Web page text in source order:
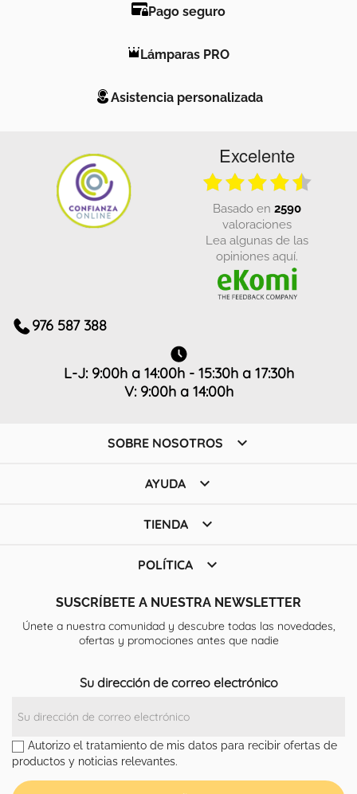
Pago seguro
Lámparas PRO
Asistencia personalizada
Excelente
basado en 2590
valoraciones
Lea algunas de las
opiniones aquí.
976 587 388
L-J: 9:00h a 14:00h - 15:30h a 17:30h
V: 9:00h a 14:00h
SOBRE NOSOTROS 
AYUDA 
TIENDA 
POLÍTICA 
SUSCRÍBETE A NUESTRA NEWSLETTER
Únete a nuestra comunidad y descubre todas las novedades,
ofertas y promociones antes que nadie
Su dirección de correo electrónico
Autorizo el tratamiento de mis datos para recibir ofertas de
productos y noticias relevantes.